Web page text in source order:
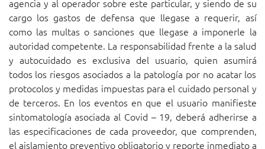
agencia y al operador sobre este particular, y siendo de su
cargo los gastos de defensa que llegase a requerir, así
como las multas o sanciones que llegase a imponerle la
autoridad competente. La responsabilidad frente a la salud
y autocuidado es exclusiva del usuario, quien asumirá
todos los riesgos asociados a la patología por no acatar los
protocolos y medidas impuestas para el cuidado personal y
de terceros. En los eventos en que el usuario manifieste
sintomatología asociada al Covid – 19, deberá adherirse a
las especificaciones de cada proveedor, que comprenden,
el aislamiento preventivo obligatorio y reporte inmediato a